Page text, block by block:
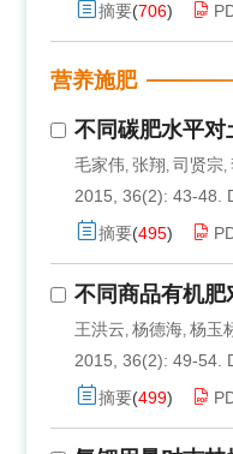
摘要(706)
营养施肥
不同碳肥水平
毛家伟, 张翔, 司贤宗,
2015, 36(2): 43-48.
摘要(495)
不同商品有机
王洪云, 杨德海, 杨玉
2015, 36(2): 49-54.
摘要(499)